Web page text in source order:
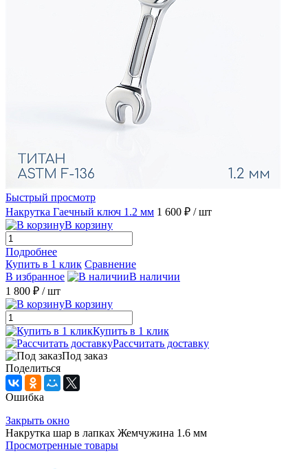
Быстрый просмотр
Накрутка Гаечный ключ 1.2 мм 1 600 ₽ / шт
В корзину
Подробнее
Купить в 1 клик Сравнение
В избранное
В наличии
1 800 ₽ / шт
В корзину
Купить в 1 клик
Рассчитать доставку
Под заказ
Поделиться
Ошибка
Закрыть окно
Накрутка шар в лапках Жемчужина 1.6 мм
Просмотренные товары